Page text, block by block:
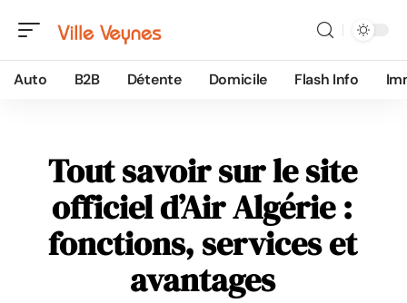
Auto B2B Détente Domicile Flash Info
Tout savoir sur le site
officiel d’Air Algérie :
fonctions, services et
avantages